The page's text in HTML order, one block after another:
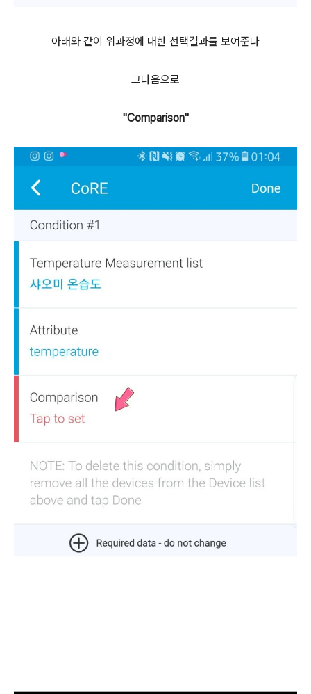
아래와 같이 위과정에 대한 선택결과를 보여준다
그다음으로
"Comparison"